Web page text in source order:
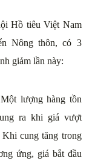
Hồ tiêu Việt Nam
Nông thôn, có 3
giảm lần này:
Một lượng hàng tồn
ra khi giá vượt
cung tăng trong
ứng, giá bắt đầu